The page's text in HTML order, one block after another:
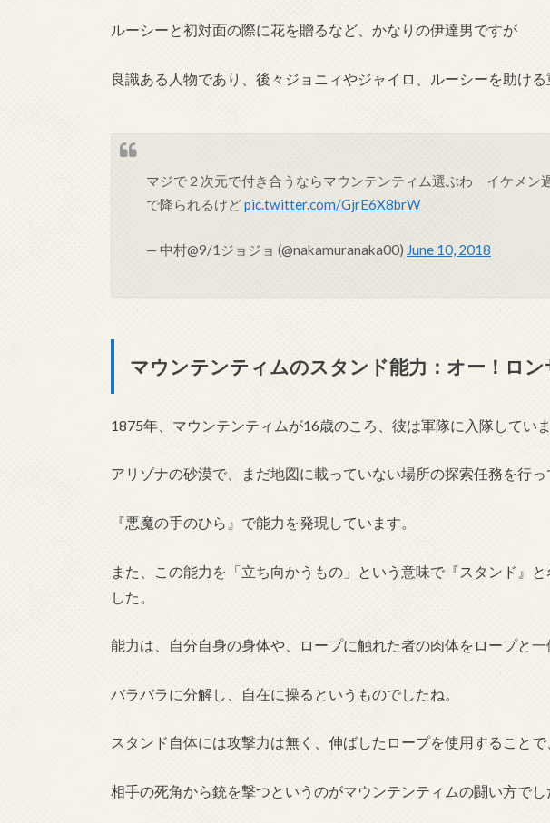
ルーシーと初対面の際に花を贈るなど、かなりの伊達男ですが
良識ある人物であり、後々ジョニィやジャイロ、ルーシーを助ける
マジで２次元で付き合うならマウンテンティム選ぶわ イケメ
で降られるけどpic.twitter.com/GjrE6X8brW
— 中村@9/1ジョジョ (@nakamuranaka00) June 10, 2018
マウンテンティムのスタンド能力：オー！ロン
1875年、マウンテンティムが16歳のころ、彼は軍隊に入隊していま
アリゾナの砂漠で、まだ地図に載っていない場所の探索任務を行っ
『悪魔の手のひら』で能力を発現しています。
また、この能力を「立ち向かうもの」という意味で『スタンド』
した。
能力は、自分自身の身体や、ロープに触れた者の肉体をロープと一
バラバラに分解し、自在に操るというものでしたね。
スタンド自体には攻撃力は無く、伸ばしたロープを使用することで
相手の死角から銃を撃つというのがマウンテンティムの闘い方でし